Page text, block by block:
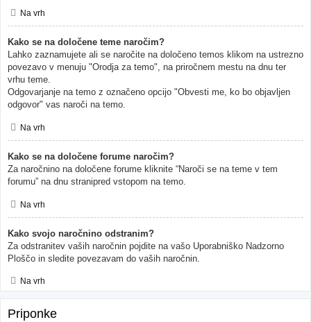
Na vrh
Kako se na določene teme naročim?
Lahko zaznamujete ali se naročite na določeno temos klikom na ustrezno
povezavo v menuju "Orodja za temo", na priročnem mestu na dnu ter
vrhu teme.
Odgovarjanje na temo z označeno opcijo "Obvesti me, ko bo objavljen
odgovor" vas naroči na temo.
Na vrh
Kako se na določene forume naročim?
Za naročnino na določene forume kliknite “Naroči se na teme v tem
forumu” na dnu stranipred vstopom na temo.
Na vrh
Kako svojo naročnino odstranim?
Za odstranitev vaših naročnin pojdite na vašo Uporabniško Nadzorno
Ploščo in sledite povezavam do vaših naročnin.
Na vrh
Priponke